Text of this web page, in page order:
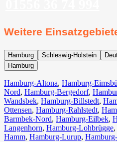
Weitere
Hamburg Schleswig-Holstein
Hamburg
Hamburg-Altona, Hamburg-
Nord, Hamburg-Bergedorf,
Wandsbek, Hamburg-Billstedt,
Ottensen, Hamburg-Rahlstedt,
Barmbek-Nord, Hamburg-Eilbek,
Langenhorn, Hamburg-Lohbrügge,
Hamm, Hamburg-Lurup,